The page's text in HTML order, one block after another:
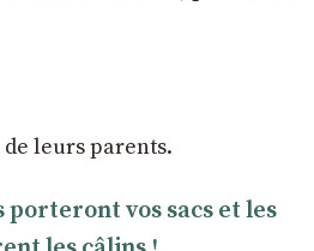
leurs parents.
porteront vos sacs et les